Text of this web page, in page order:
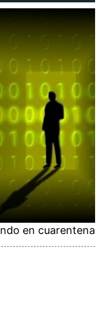
en cuarentena